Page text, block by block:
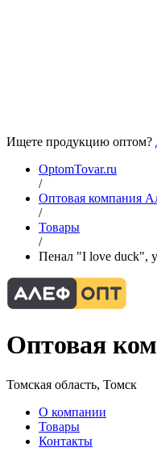
Ищете продукцию оптом?
OptomTovar.ru
/
Оптовая компания
/
Товары
/
Пенал "I love duck",
Оптовая
Томская область, Томск
О компании
Товары
Контакты